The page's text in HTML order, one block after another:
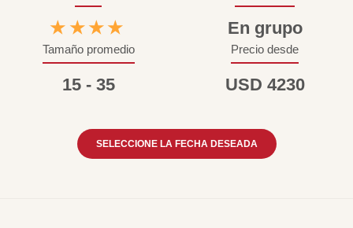
★★★★ En grupo
Tamaño promedio
15 - 35
Precio desde
USD 4230
SELECCIONE LA FECHA DESEADA